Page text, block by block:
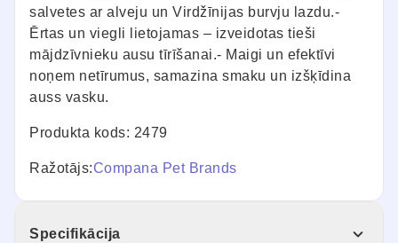
salvetes ar alveju un Virdžīnijas burvju lazdu.-
Ērtas un viegli lietojamas – izveidotas tieši
mājdzīvnieku ausu tīrīšanai.- Maigi un efektīvi
noņem netīrumus, samazina smaku un izšķīdina
auss vasku.
Produkta kods: 2479
Ražotājs:Compana Pet Brands
Specifikācija